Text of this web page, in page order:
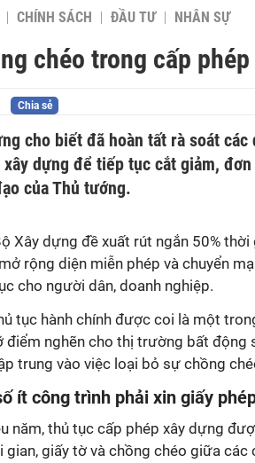
CHÍNH SÁCH ĐẦU TƯ NHÂN SỰ
chéo trong cấp
Chia sẻ
cho biết đã hoàn tất rà soát
dựng để tiếp tục cắt giảm,
của Thủ tướng.
Xây dựng đề xuất rút ngắn 50%
rộng diện miễn phép và chuyển
cho người dân, doanh nghiệp.
tục hành chính được coi là một
điểm nghẽn cho thị trường bất động
trung vào việc loại bỏ sự chồng
ít công trình phải xin giấy
năm, thủ tục cấp phép xây dựng
gian, giấy tờ và chồng chéo giữa các